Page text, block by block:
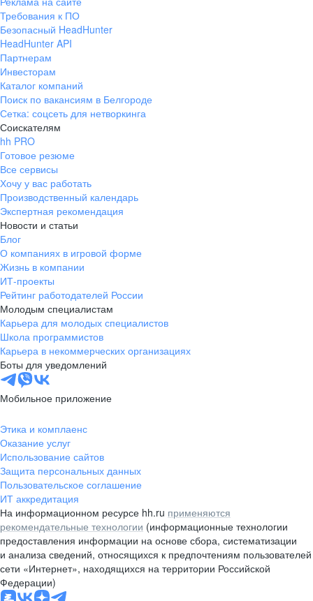
Требования к ПО
Безопасный HeadHunter
HeadHunter API
Партнерам
Инвесторам
Каталог компаний
Поиск по вакансиям в Белгороде
Сетка: соцсеть для нетворкинга
Соискателям
hh PRO
Готовое резюме
Все сервисы
Хочу у вас работать
Производственный календарь
Экспертная рекомендация
Новости и статьи
Блог
О компаниях в игровой форме
Жизнь в компании
ИТ-проекты
Рейтинг работодателей России
Молодым специалистам
Карьера для молодых специалистов
Школа программистов
Карьера в некоммерческих организациях
Боты для уведомлений
Мобильное приложение
Этика и комплаенс
Оказание услуг
Использование сайтов
Защита персональных данных
Пользовательское соглашение
ИТ аккредитация
На информационном ресурсе hh.ru применяются
рекомендательные технологии (информационные технологии
предоставления информации на основе сбора, систематизации
и анализа сведений, относящихся к предпочтениям пользователей
сети «Интернет», находящихся на территории Российской
Федерации)